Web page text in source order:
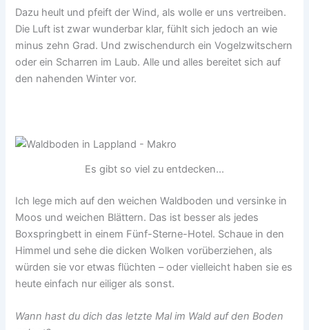
Dazu heult und pfeift der Wind, als wolle er uns vertreiben.
Die Luft ist zwar wunderbar klar, fühlt sich jedoch an wie
minus zehn Grad. Und zwischendurch ein Vogelzwitschern
oder ein Scharren im Laub. Alle und alles bereitet sich auf
den nahenden Winter vor.
Es gibt so viel zu entdecken...
Ich lege mich auf den weichen Waldboden und versinke in
Moos und weichen Blättern. Das ist besser als jedes
Boxspringbett in einem Fünf-Sterne-Hotel. Schaue in den
Himmel und sehe die dicken Wolken vorüberziehen, als
würden sie vor etwas flüchten – oder vielleicht haben sie es
heute einfach nur eiliger als sonst.
Wann hast du dich das letzte Mal im Wald auf den Boden